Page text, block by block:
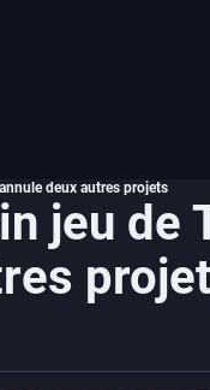
deux autres projets
jeu de